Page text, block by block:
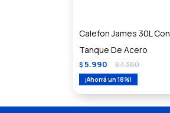
Calefon James 30L Con
Tanque De Acero
$ 5.990 $7.360
18